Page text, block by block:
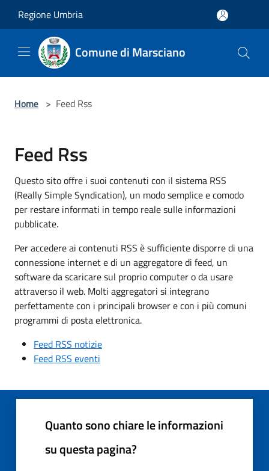
Regione Umbria
Comune di Marsciano
Home > Feed Rss
Feed Rss
Questo sito offre i suoi contenuti con il sistema RSS
(Really Simple Syndication), un modo semplice e comodo
per restare informati in tempo reale sulle informazioni
pubblicate.
Per accedere ai contenuti RSS è sufficiente disporre di una
connessione internet e di un aggregatore di feed, un
software da scaricare sul proprio computer o da usare
attraverso il web. Molti aggregatori si integrano
perfettamente con i principali browser e con i più comuni
programmi di posta elettronica.
Feed RSS notizie
Feed RSS eventi
Quanto sono chiare le informazioni
su questa pagina?